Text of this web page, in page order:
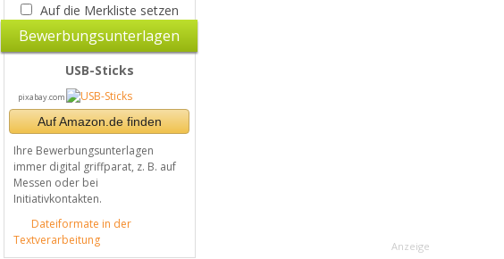
Anzeige
Auf die Merkliste setzen
Bewerbungsunterlagen
USB-Sticks
pixabay.com
Auf Amazon.de finden
Ihre Bewerbungsunterlagen
immer digital griffparat, z. B. auf
Messen oder bei
Initiativkontakten.
Dateiformate in der
Textverarbeitung